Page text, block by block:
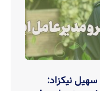
سهیل نیکزاد: